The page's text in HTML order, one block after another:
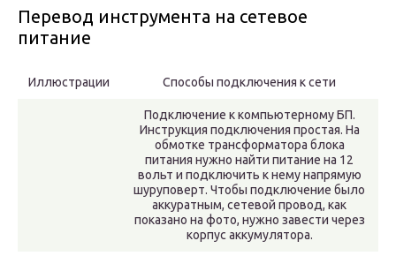
Перевод инструмента на сетевое
питание
Иллюстрации Способы подключения к сети
Подключение к компьютерному БП.
Инструкция подключения простая. На
обмотке трансформатора блока
питания нужно найти питание на 12
вольт и подключить к нему напрямую
шуруповерт. Чтобы подключение было
аккуратным, сетевой провод, как
показано на фото, нужно завести через
корпус аккумулятора.